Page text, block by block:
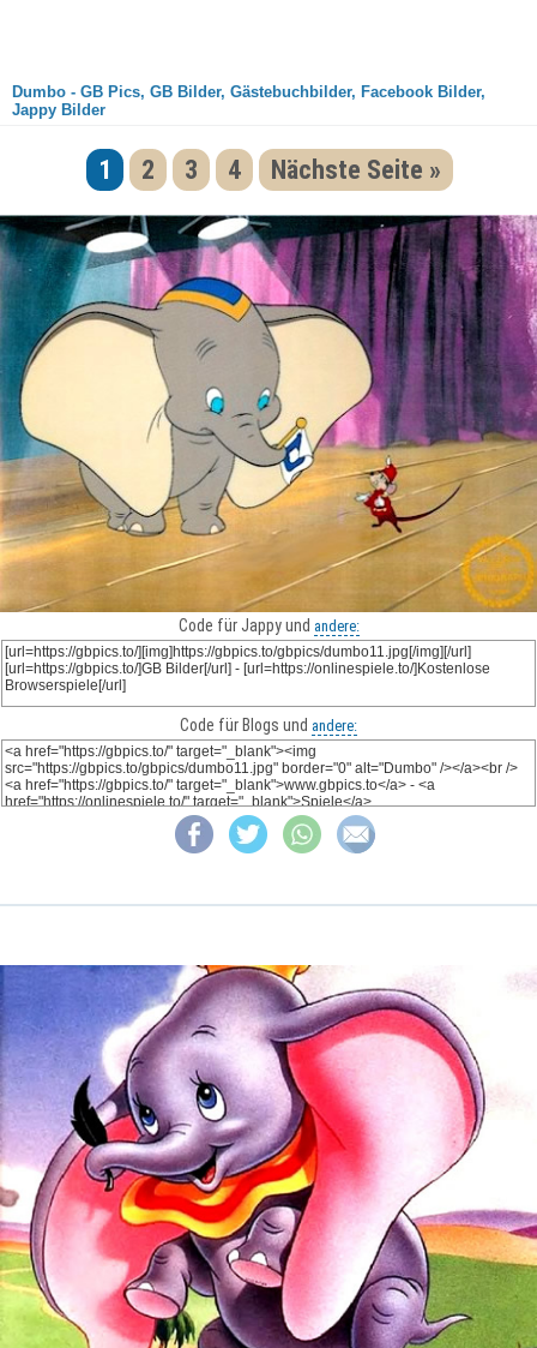
Dumbo - GB Pics, GB Bilder, Gästebuchbilder, Facebook Bilder,
Jappy Bilder
1 2 3 4 Nächste Seite »
Code für Jappy und andere:
Code für Blogs und andere: